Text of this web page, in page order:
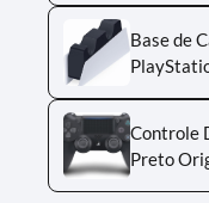
Base de
Controle
Preto